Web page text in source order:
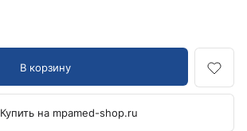
В корзину
Купить на mpamed-shop.ru